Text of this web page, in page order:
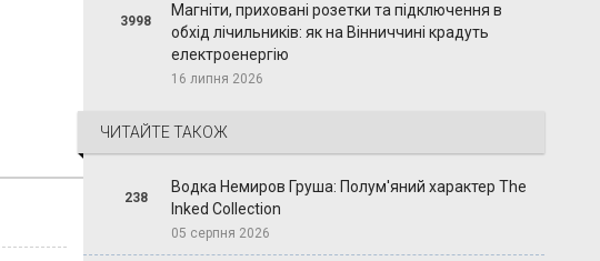
3998
Магніти, приховані розетки та підключення в
обхід лічильників: як на Вінниччині крадуть
електроенергію
16 липня 2026
ЧИТАЙТЕ ТАКОЖ
238
Водка Немиров Груша: Полум'яний характер The
Inked Collection
05 серпня 2026